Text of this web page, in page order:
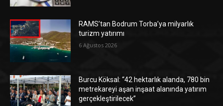
RAMS’tan Bodrum Torba’ya milyarlık
turizm yatırımı
6 Ağustos 2026
Burcu Köksal: “42 hektarlık alanda, 780 bin
metrekareyi aşan inşaat alanında yatırım
gerçekleştirilecek”